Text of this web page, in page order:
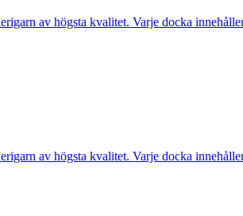
av högsta kvalitet. Varje docka
av högsta kvalitet. Varje docka